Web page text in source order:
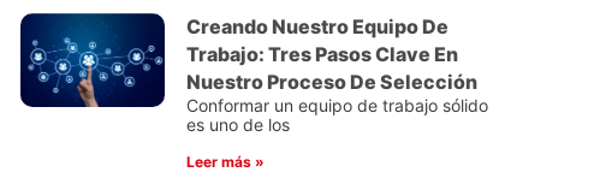
Creando Nuestro Equipo De
Trabajo: Tres Pasos Clave En
Nuestro Proceso De Selección
Conformar un equipo de trabajo sólido
es uno de los
Leer más »